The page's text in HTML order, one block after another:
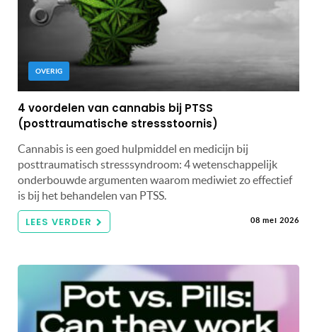
OVERIG
4 voordelen van cannabis bij PTSS
(posttraumatische stressstoornis)
Cannabis is een goed hulpmiddel en medicijn bij
posttraumatisch stresssyndroom: 4 wetenschappelijk
onderbouwde argumenten waarom mediwiet zo effectief
is bij het behandelen van PTSS.
LEES VERDER 08 mei 2026